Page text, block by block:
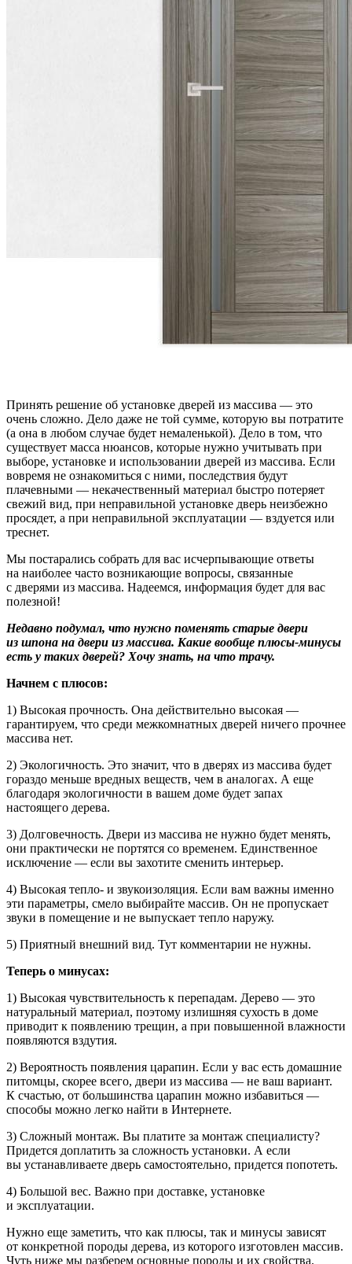
Принять решение об установке дверей из массива — это
очень сложно. Дело даже не той сумме, которую вы потратите
(а она в любом случае будет немаленькой). Дело в том, что
существует масса нюансов, которые нужно учитывать при
выборе, установке и использовании дверей из массива. Если
вовремя не ознакомиться с ними, последствия будут
плачевными — некачественный материал быстро потеряет
свежий вид, при неправильной установке дверь неизбежно
просядет, а при неправильной эксплуатации — вздуется или
треснет.
Мы постарались собрать для вас исчерпывающие ответы
на наиболее часто возникающие вопросы, связанные
с дверями из массива. Надеемся, информация будет для вас
полезной!
Недавно подумал, что нужно поменять старые двери
из шпона на двери из массива. Какие вообще плюсы-минусы
есть у таких дверей? Хочу знать, на что трачу.
Начнем с плюсов:
1) Высокая прочность. Она действительно высокая —
гарантируем, что среди межкомнатных дверей ничего прочнее
массива нет.
2) Экологичность. Это значит, что в дверях из массива будет
гораздо меньше вредных веществ, чем в аналогах. А еще
благодаря экологичности в вашем доме будет запах
настоящего дерева.
3) Долговечность. Двери из массива не нужно будет менять,
они практически не портятся со временем. Единственное
исключение — если вы захотите сменить интерьер.
4) Высокая тепло- и звукоизоляция. Если вам важны именно
эти параметры, смело выбирайте массив. Он не пропускает
звуки в помещение и не выпускает тепло наружу.
5) Приятный внешний вид. Тут комментарии не нужны.
Теперь о минусах:
1) Высокая чувствительность к перепадам. Дерево — это
натуральный материал, поэтому излишняя сухость в доме
приводит к появлению трещин, а при повышенной влажности
появляются вздутия.
2) Вероятность появления царапин. Если у вас есть домашние
питомцы, скорее всего, двери из массива — не ваш вариант.
К счастью, от большинства царапин можно избавиться —
способы можно легко найти в Интернете.
3) Сложный монтаж. Вы платите за монтаж специалисту?
Придется доплатить за сложность установки. А если
вы устанавливаете дверь самостоятельно, придется попотеть.
4) Большой вес. Важно при доставке, установке
и эксплуатации.
Нужно еще заметить, что как плюсы, так и минусы зависят
от конкретной породы дерева, из которого изготовлен массив.
Чуть ниже мы разберем основные породы и их свойства.